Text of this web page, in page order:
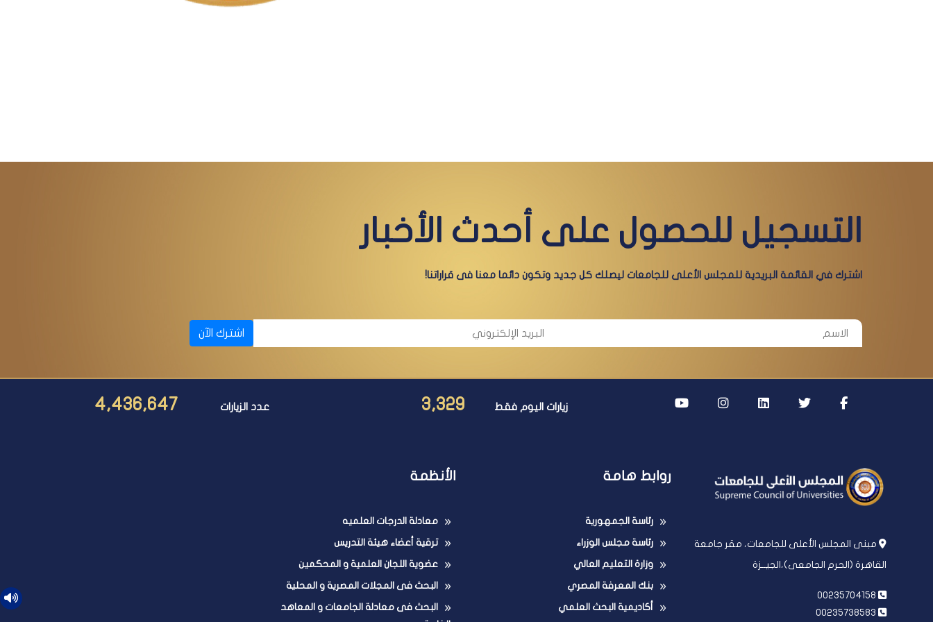
التسجيل للحصول على أحدث الأخبار
اشترك في القائمة البريدية للمجلس الأعلى للجامعات ليصلك كل جديد وتكون دائما معنا فى قراراتنا!
اشترك الآن
زيارات اليوم فقط 3,329 عدد الزيارات 4,436,647
مبنى المجلس الأعلى للجامعات، مقر جامعة
القاهرة (الحرم الجامعى)،الجيــزة
روابط هامة
رئاسة الجمهورية
رئاسة مجلس الوزراء
وزارة التعليم العالي
بنك المعرفة المصري
أكاديمية البحث العلمي
الأنظمة
معادلة الدرجات العلميه
ترقية أعضاء هيئة التدريس
عضوية اللجان العلمية و المحكمين
البحث فى المجلات المصرية و المحلية
البحث فى معادلة الجامعات و المعاهد